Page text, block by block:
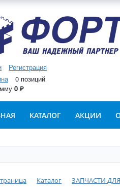
Регистрация
0 позиций
0 ₽
КАТАЛОГ АКЦИИ
Каталог ЗАПЧАСТИ